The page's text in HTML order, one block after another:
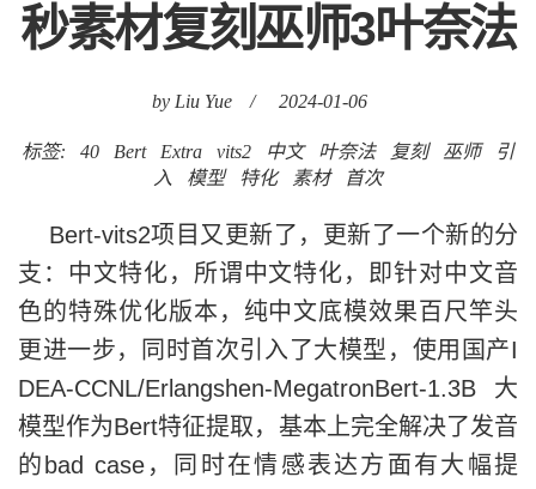
秒素材复刻巫师3叶奈法
by Liu Yue / 2024-01-06
标签: 40 Bert Extra vits2 中文 叶奈法 复刻 巫师
引
入
模型 特化 素材 首次
Bert-vits2项目又更新了，更新了一个新的分
支：中文特化，所谓中文特化，即针对中文音
色的特殊优化版本，纯中文底模效果百尺竿头
更进一步，同时首次引入了大模型，使用国产I
DEA-CCNL/Erlangshen-MegatronBert-1.3B大
模型作为Bert特征提取，基本上完全解决了发音
的bad case，同时在情感表达方面有大幅提